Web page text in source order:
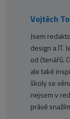
Vojtěch
Jsem
design a IT.
od čtenářů.
ale také
školy se
nejsem v
právě